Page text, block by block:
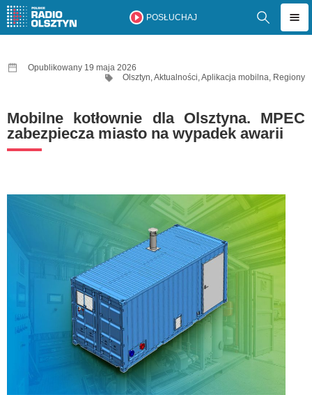
POSŁUCHAJ
Opublikowany 19 maja 2026
Olsztyn,Aktualności,Aplikacja mobilna, Regiony
Mobilne kotłownie dla Olsztyna. MPEC
zabezpiecza miasto na wypadek awarii